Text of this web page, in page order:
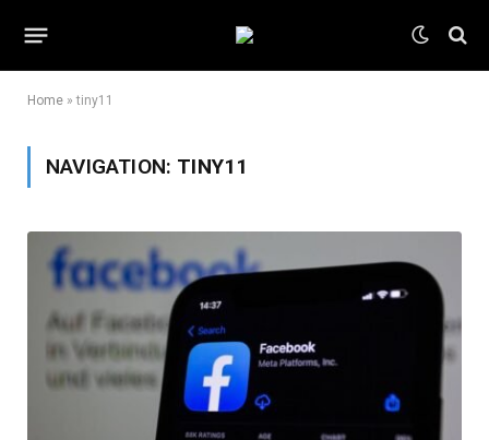
Home »tiny11
NAVIGATION: TINY11